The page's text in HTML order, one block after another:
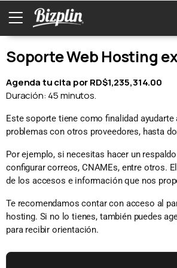
Soporte Web Hosting
Agenda tu cita por RD$1,235,314.00
Duración: 45 minutos.
Este soporte tiene como finalidad ayudarte
problemas con otros proveedores, hasta
Por ejemplo, si necesitas hacer un
configurar correos, CNAMEs, entre otros.
de los accesos e información que nos
Te recomendamos contar con acceso al
hosting. Si no lo tienes, también puedes
para recibir orientación.